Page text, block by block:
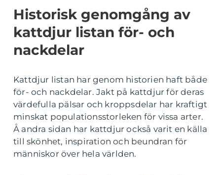
Historisk genomgång av
kattdjur listan för- och
nackdelar
Kattdjur listan har genom historien haft både
för- och nackdelar. Jakt på kattdjur för deras
värdefulla pälsar och kroppsdelar har kraftigt
minskat populationsstorleken för vissa arter.
Å andra sidan har kattdjur också varit en källa
till skönhet, inspiration och beundran för
människor över hela världen.